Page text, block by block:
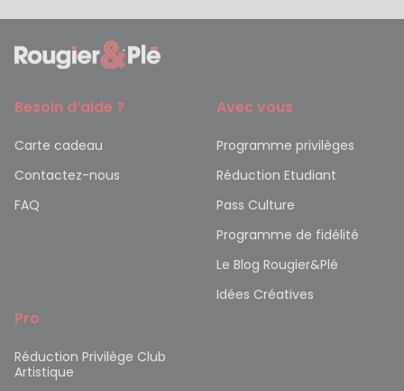
Besoin d’aide ?
Carte cadeau
Contactez-nous
FAQ
Avec vous
Programme privilèges
Réduction Etudiant
Pass Culture
Programme de fidélité
Le Blog Rougier&Plé
Idées Créatives
Pro
Réduction Privilège Club
Artistique